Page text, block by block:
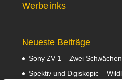
Werbelinks
Neueste Beiträge
Sony ZV 1 – Zwei Schwächen
Spektiv und Digiskopie –